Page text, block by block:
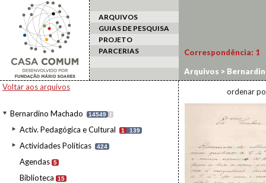
ARQUIVOS
GUIAS DE PESQUISA
PROJETO
PARCERIAS
Voltar aos arquivos
Bernardino Machado 14549 I
Activ. Pedagógica e Cultural 1 139
Actividades Políticas 424
Agendas 5
Biblioteca 15
Correspondência: 1
Arquivos >
ordenar